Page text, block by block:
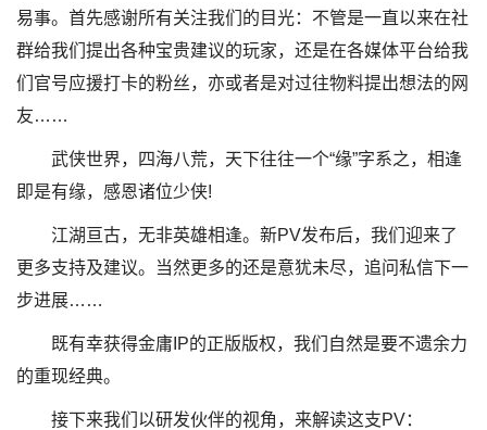
易事。首先感谢所有关注我们的目光：不管是一直以来在社
群给我们提出各种宝贵建议的玩家，还是在各媒体平台给我
们官号应援打卡的粉丝，亦或者是对过往物料提出想法的网
友……
武侠世界，四海八荒，天下往往一个“缘”字系之，相逢
即是有缘，感恩诸位少侠!
江湖亘古，无非英雄相逢。新PV发布后，我们迎来了
更多支持及建议。当然更多的还是意犹未尽，追问私信下一
步进展……
既有幸获得金庸IP的正版版权，我们自然是要不遗余力
的重现经典。
接下来我们以研发伙伴的视角，来解读这支PV：